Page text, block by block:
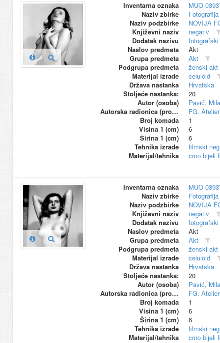
Inventarna oznaka
MUO-
Naziv zbirke
Naziv podzbirke
NOVIJA
Književni naziv
negativ
Dodatak nazivu
Naslov predmeta
Akt
Grupa predmeta
Akt
Podgrupa predmeta
ženski akt
Materijal izrade
celuloid
Država nastanka
Hrvatska
Stoljeće nastanka:
20
Autor (osoba)
Pavić,
Autorska radionica (proizvođač)
FG.
Broj komada
1
Visina 1 (cm)
6
Širina 1 (cm)
6
Tehnika izrade
filmski
Materijal/tehnika
crno bijeli
Inventarna oznaka
MUO-
Naziv zbirke
Naziv podzbirke
NOVIJA
Književni naziv
negativ
Dodatak nazivu
Naslov predmeta
Akt
Grupa predmeta
Akt
Podgrupa predmeta
ženski akt
Materijal izrade
celuloid
Država nastanka
Hrvatska
Stoljeće nastanka:
20
Autor (osoba)
Pavić,
Autorska radionica (proizvođač)
FG.
Broj komada
1
Visina 1 (cm)
6
Širina 1 (cm)
6
Tehnika izrade
filmski
Materijal/tehnika
crno bijeli